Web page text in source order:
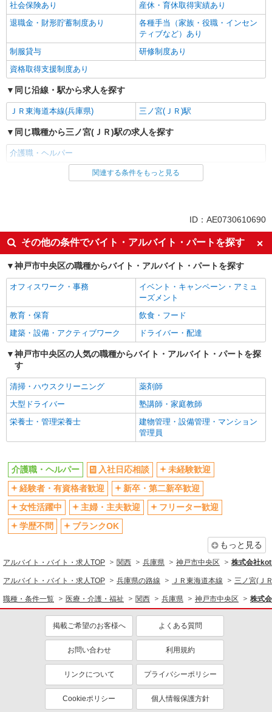
社会保険あり
産休・育休取得実績あり
退職金・財形貯蓄制度あり
各種手当（家族・役職・インセン
ティブなど）あり
制服貸与
研修制度あり
資格取得支援制度あり
同じ沿線・駅から求人を探す
ＪＲ東海道本線(兵庫県) 三ノ宮(ＪＲ)駅
同じ職種から三ノ宮(ＪＲ)駅の求人を探す
介護職・ヘルパー
同じ雇用形態から三ノ宮(ＪＲ)駅の求人を探す
入社日応相談
未経験歓迎
経験者・有資格者歓迎
新卒・第二新卒歓迎
女性活躍中
主婦・主夫歓迎
フリーター歓迎
学歴不問
ブランクOK
ミドル（40代～）活躍中
エルダー（50代～）活躍中
シニア（60代～）活躍中
高収入・高額
ボーナス・賞与あり
昇給あり
完全週休2日制
フルタイム歓迎
禁煙・分煙
駅直結・駅チカ
車通勤OK
バイク通勤OK
自転車通勤OK
交通費支給
退職金・財形貯蓄制度あり
各種手当（家族・役職・インセン
ティブなど）あり
制服貸与
研修制度あり
資格取得支援制度あり
同じ職種から求人を探す
同じ特徴から求人を探す
未経験歓迎
ミドル（40代～）活躍中
社会保険あり
産休・育休取得実績あり
関連する条件をもっと見る
ID：AE0730610690
その他の条件でバイト・アルバイト・パートを探す
神戸市中央区の職種からバイト・アルバイト・パートを探す
オフィスワーク・事務
イベント・キャンペーン・アミュ
ーズメント
教育・保育
飲食・フード
建築・設備・アクティブワーク
ドライバー・配達
神戸市中央区の人気の職種からバイト・アルバイト・パートを探
す
清掃・ハウスクリーニング
薬剤師
大型ドライバー
塾講師・家庭教師
栄養士・管理栄養士
建物管理・設備管理・マンション
管理員
介護職・ヘルパー 入社日応相談
未経験歓迎
経験者・有資格者歓迎
新卒・第二新卒歓迎
女性活躍中
主婦・主夫歓迎
フリーター歓迎
学歴不問
ブランクOK
もっと見る
アルバイト・バイト・求人TOP 関西 兵庫県 神戸市中央区 株式会社
アルバイト・バイト・求人TOP 兵庫県の路線 ＪＲ東海道本線 三ノ宮(Ｊ
職種・条件一覧 医療・介護・福祉 関西 兵庫県 神戸市中央区 株式
掲載ご希望のお客様へ よくある質問
お問い合わせ 利用規約
リンクについて プライバシーポリシー
Cookieポリシー 個人情報保護方針